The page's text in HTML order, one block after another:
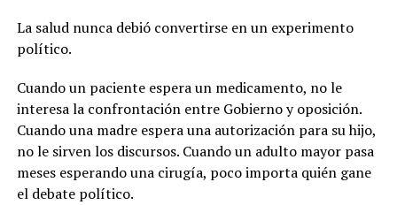
La salud nunca debió convertirse en un experimento
político.
Cuando un paciente espera un medicamento, no le
interesa la confrontación entre Gobierno y oposición.
Cuando una madre espera una autorización para su hijo,
no le sirven los discursos. Cuando un adulto mayor pasa
meses esperando una cirugía, poco importa quién gane
el debate político.